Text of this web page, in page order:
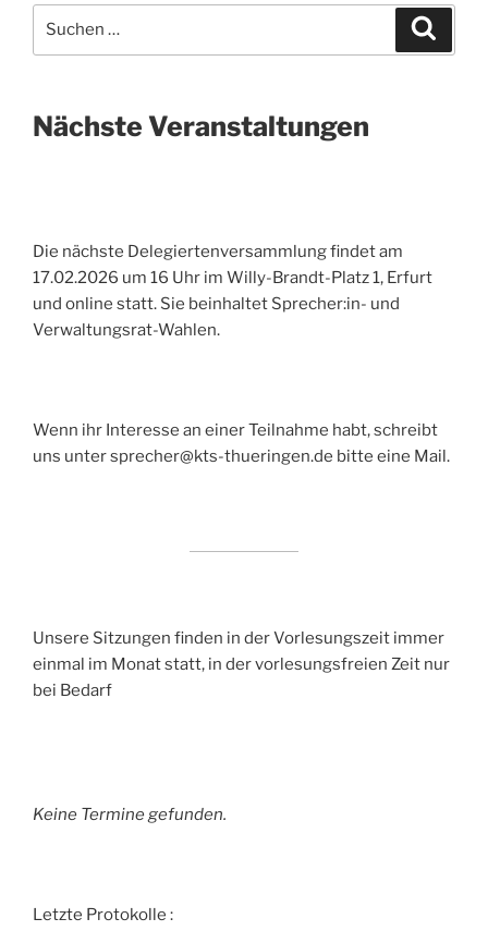
nach:
Nächste Veranstaltungen
Die nächste Delegiertenversammlung findet am
17.02.2026 um 16 Uhr im Willy-Brandt-Platz 1, Erfurt
und online statt. Sie beinhaltet Sprecher:in- und
Verwaltungsrat-Wahlen.
Wenn ihr Interesse an einer Teilnahme habt, schreibt
uns unter sprecher@kts-thueringen.de bitte eine Mail.
Unsere Sitzungen finden in der Vorlesungszeit immer
einmal im Monat statt, in der vorlesungsfreien Zeit nur
bei Bedarf
Keine Termine gefunden.
Letzte Protokolle :